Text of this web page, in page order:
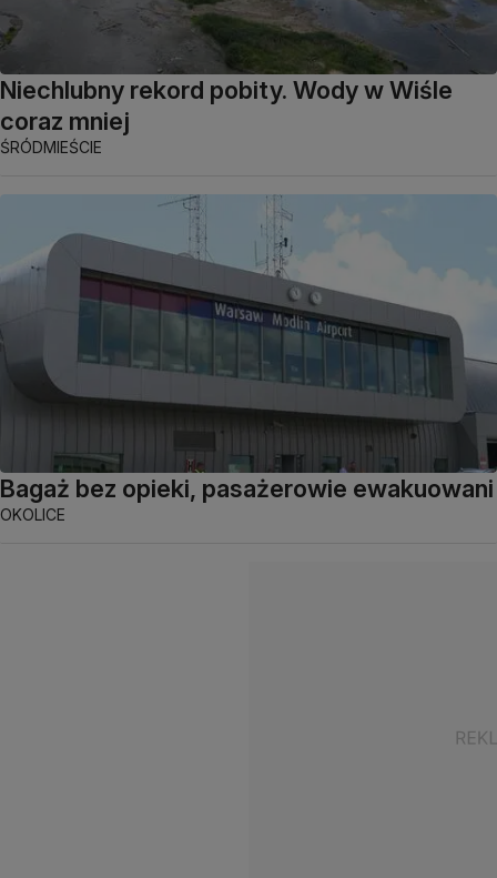
Niechlubny rekord pobity. Wody w Wiśle
coraz mniej
ŚRÓDMIEŚCIE
Bagaż bez opieki, pasażerowie ewakuowani
OKOLICE